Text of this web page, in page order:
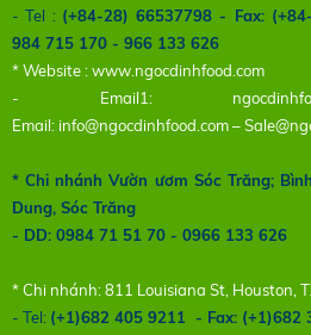
- Tel : (+84-28) 66537798 - Fax:
984 715 170 - 966 133 626
* Website :www.ngocdinhfood.com
- Email1:
Email: info@ngocdinhfood.com–
* Chi nhánh Vườn ươm Sóc Trăng;
Dung, Sóc Trăng
- DD: 0984 71 51 70 - 0966 133 626
* Chi nhánh: 811 Louisiana St, Houston,
- Tel: (+1)682 405 9211 - Fax: (+1)682